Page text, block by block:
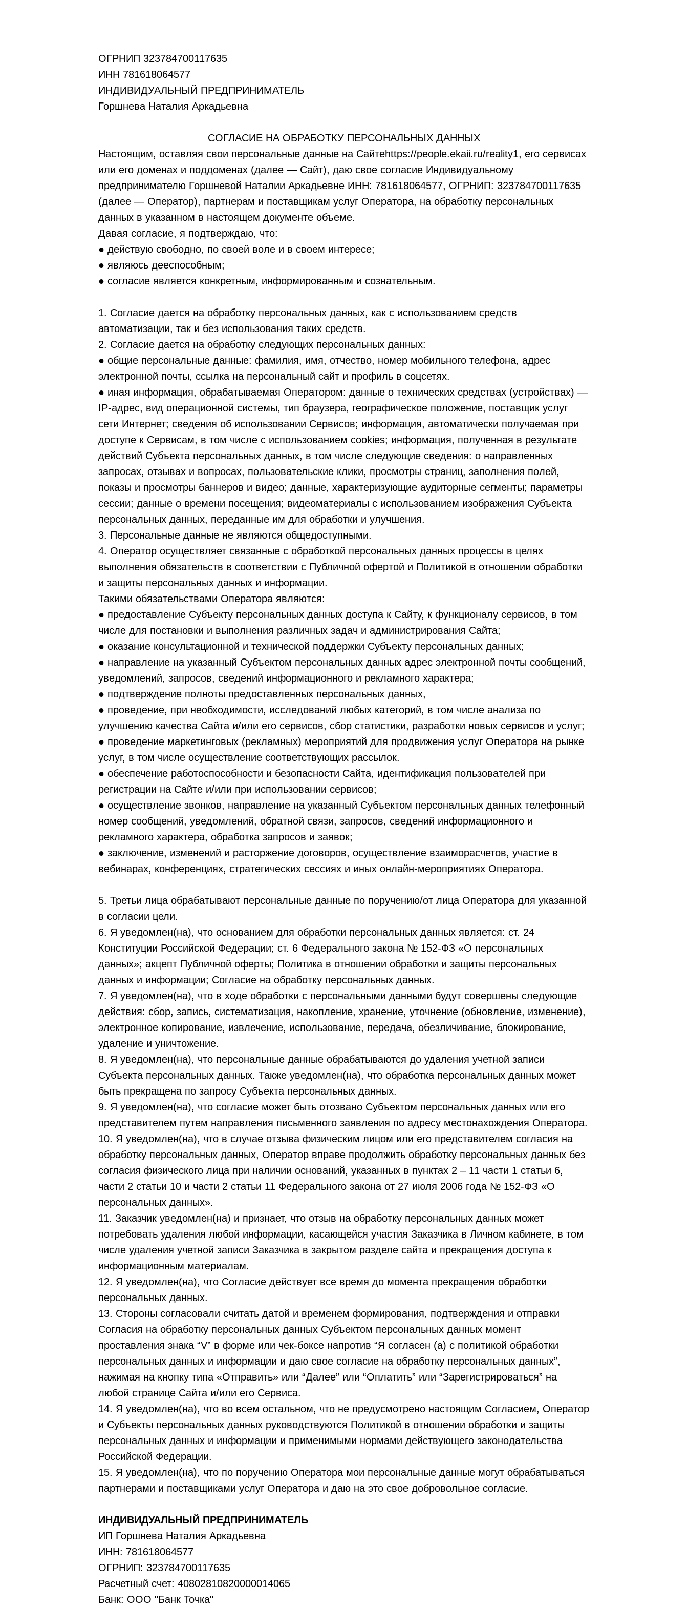
ОГРНИП 323784700117635
ИНН 781618064577
ИНДИВИДУАЛЬНЫЙ ПРЕДПРИНИМАТЕЛЬ
Горшнева Наталия Аркадьевна
СОГЛАСИЕ НА ОБРАБОТКУ ПЕРСОНАЛЬНЫХ ДАННЫХ
Настоящим, оставляя свои персональные данные на Сайтеhttps://people.ekaii.ru/reality1, его сервисах
или его доменах и поддоменах (далее — Сайт), даю свое согласие Индивидуальному
предпринимателю Горшневой Наталии Аркадьевне ИНН: 781618064577, ОГРНИП: 323784700117635
(далее — Оператор), партнерам и поставщикам услуг Оператора, на обработку персональных
данных в указанном в настоящем документе объеме.
Давая согласие, я подтверждаю, что:
● действую свободно, по своей воле и в своем интересе;
● являюсь дееспособным;
● согласие является конкретным, информированным и сознательным.
1. Согласие дается на обработку персональных данных, как с использованием средств
автоматизации, так и без использования таких средств.
2. Согласие дается на обработку следующих персональных данных:
● общие персональные данные: фамилия, имя, отчество, номер мобильного телефона, адрес
электронной почты, ссылка на персональный сайт и профиль в соцсетях.
● иная информация, обрабатываемая Оператором: данные о технических средствах (устройствах) —
IP-адрес, вид операционной системы, тип браузера, географическое положение, поставщик услуг
сети Интернет; сведения об использовании Сервисов; информация, автоматически получаемая при
доступе к Сервисам, в том числе с использованием cookies; информация, полученная в результате
действий Субъекта персональных данных, в том числе следующие сведения: о направленных
запросах, отзывах и вопросах, пользовательские клики, просмотры страниц, заполнения полей,
показы и просмотры баннеров и видео; данные, характеризующие аудиторные сегменты; параметры
сессии; данные о времени посещения; видеоматериалы с использованием изображения Субъекта
персональных данных, переданные им для обработки и улучшения.
3. Персональные данные не являются общедоступными.
4. Оператор осуществляет связанные с обработкой персональных данных процессы в целях
выполнения обязательств в соответствии с Публичной офертой и Политикой в отношении обработки
и защиты персональных данных и информации.
Такими обязательствами Оператора являются:
● предоставление Субъекту персональных данных доступа к Сайту, к функционалу сервисов, в том
числе для постановки и выполнения различных задач и администрирования Сайта;
● оказание консультационной и технической поддержки Субъекту персональных данных;
● направление на указанный Субъектом персональных данных адрес электронной почты сообщений,
уведомлений, запросов, сведений информационного и рекламного характера;
● подтверждение полноты предоставленных персональных данных,
● проведение, при необходимости, исследований любых категорий, в том числе анализа по
улучшению качества Сайта и/или его сервисов, сбор статистики, разработки новых сервисов и услуг;
● проведение маркетинговых (рекламных) мероприятий для продвижения услуг Оператора на рынке
услуг, в том числе осуществление соответствующих рассылок.
● обеспечение работоспособности и безопасности Сайта, идентификация пользователей при
регистрации на Сайте и/или при использовании сервисов;
● осуществление звонков, направление на указанный Субъектом персональных данных телефонный
номер сообщений, уведомлений, обратной связи, запросов, сведений информационного и
рекламного характера, обработка запросов и заявок;
● заключение, изменений и расторжение договоров, осуществление взаиморасчетов, участие в
вебинарах, конференциях, стратегических сессиях и иных онлайн-мероприятиях Оператора.
5. Третьи лица обрабатывают персональные данные по поручению/от лица Оператора для указанной
в согласии цели.
6. Я уведомлен(на), что основанием для обработки персональных данных является: ст. 24
Конституции Российской Федерации; ст. 6 Федерального закона № 152-ФЗ «О персональных
данных»; акцепт Публичной оферты; Политика в отношении обработки и защиты персональных
данных и информации; Согласие на обработку персональных данных.
7. Я уведомлен(на), что в ходе обработки с персональными данными будут совершены следующие
действия: сбор, запись, систематизация, накопление, хранение, уточнение (обновление, изменение),
электронное копирование, извлечение, использование, передача, обезличивание, блокирование,
удаление и уничтожение.
8. Я уведомлен(на), что персональные данные обрабатываются до удаления учетной записи
Субъекта персональных данных. Также уведомлен(на), что обработка персональных данных может
быть прекращена по запросу Субъекта персональных данных.
9. Я уведомлен(на), что согласие может быть отозвано Субъектом персональных данных или его
представителем путем направления письменного заявления по адресу местонахождения Оператора.
10. Я уведомлен(на), что в случае отзыва физическим лицом или его представителем согласия на
обработку персональных данных, Оператор вправе продолжить обработку персональных данных без
согласия физического лица при наличии оснований, указанных в пунктах 2 – 11 части 1 статьи 6,
части 2 статьи 10 и части 2 статьи 11 Федерального закона от 27 июля 2006 года № 152-ФЗ «О
персональных данных».
11. Заказчик уведомлен(на) и признает, что отзыв на обработку персональных данных может
потребовать удаления любой информации, касающейся участия Заказчика в Личном кабинете, в том
числе удаления учетной записи Заказчика в закрытом разделе сайта и прекращения доступа к
информационным материалам.
12. Я уведомлен(на), что Согласие действует все время до момента прекращения обработки
персональных данных.
13. Стороны согласовали считать датой и временем формирования, подтверждения и отправки
Согласия на обработку персональных данных Субъектом персональных данных момент
проставления знака “V” в форме или чек-боксе напротив “Я согласен (а) с политикой обработки
персональных данных и информации и даю свое согласие на обработку персональных данных”,
нажимая на кнопку типа «Отправить» или “Далее” или “Оплатить” или “Зарегистрироваться” на
любой странице Сайта и/или его Сервиса.
14. Я уведомлен(на), что во всем остальном, что не предусмотрено настоящим Согласием, Оператор
и Субъекты персональных данных руководствуются Политикой в отношении обработки и защиты
персональных данных и информации и применимыми нормами действующего законодательства
Российской Федерации.
15. Я уведомлен(на), что по поручению Оператора мои персональные данные могут обрабатываться
партнерами и поставщиками услуг Оператора и даю на это свое добровольное согласие.
ИНДИВИДУАЛЬНЫЙ ПРЕДПРИНИМАТЕЛЬ
ИП Горшнева Наталия Аркадьевна
ИНН: 781618064577
ОГРНИП: 323784700117635
Расчетный счет: 40802810820000014065
Банк: ООО "Банк Точка"